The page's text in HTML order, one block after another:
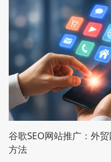
谷歌SEO网站推广：外
方法